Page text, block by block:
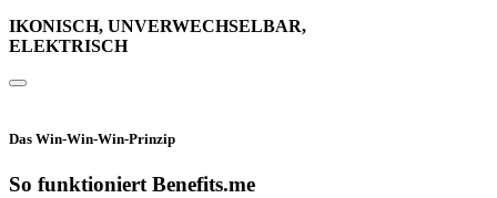
IKONISCH, UNVERWECHSELBAR,
ELEKTRISCH
Das Win-Win-Win-Prinzip
So funktioniert Benefits.me